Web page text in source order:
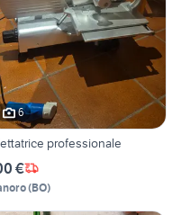
6
professionale
€
(BO)